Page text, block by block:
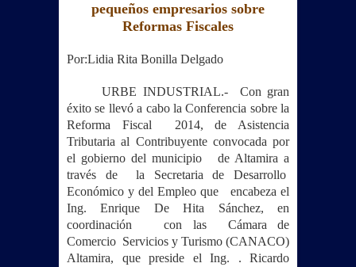
pequeños empresarios sobre
Reformas Fiscales
Por:Lidia Rita Bonilla Delgado
URBE INDUSTRIAL.- Con gran
éxito se llevó a cabo la Conferencia sobre la
Reforma Fiscal 2014, de Asistencia
Tributaria al Contribuyente convocada por
el gobierno del municipio de Altamira a
través de la Secretaria de Desarrollo
Económico y del Empleo que encabeza el
Ing. Enrique De Hita Sánchez, en
coordinación con las Cámara de
Comercio Servicios y Turismo (CANACO)
Altamira, que preside el Ing. . Ricardo